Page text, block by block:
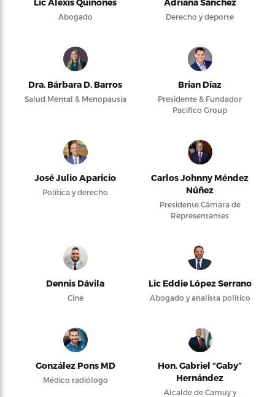
Lic Alexis Quiñones
Abogado
Adriana Sánchez
Derecho y deporte
Dra. Bárbara D. Barros
Salud Mental & Menopausia
Brian Díaz
Presidente & Fundador
Pacifico Group
José Julio Aparicio
Política y derecho
Carlos Johnny Méndez
Núñez
Presidente Cámara de
Representantes
Dennis Dávila
Cine
Lic Eddie López Serrano
Abogado y analista político
González Pons MD
Médico radiólogo
Hon. Gabriel “Gaby”
Hernández
Alcalde de Camuy y